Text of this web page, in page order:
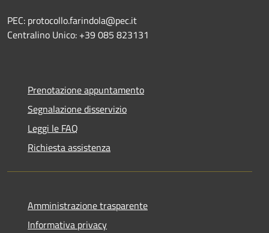
PEC: protocollo.farindola@pec.it
Centralino Unico: +39 085 823131
Prenotazione appuntamento
Segnalazione disservizio
Leggi le FAQ
Richiesta assistenza
Amministrazione trasparente
Informativa privacy